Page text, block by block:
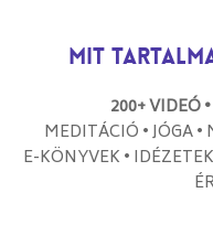
Mit
200+ VIDEÓ •
MEDITÁCIÓ • JÓGA
E-KÖNYVEK •